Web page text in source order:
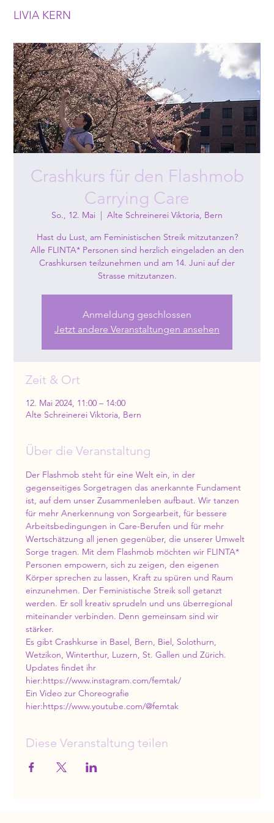
LIVIA KERN
Crashkurs für den Flashmob
Carrying Care
So., 12. Mai
  |
Alte Schreinerei Viktoria, Bern
Hast du Lust, am Feministischen Streik mitzutanzen?
Alle FLINTA* Personen sind herzlich eingeladen an den
Crashkursen teilzunehmen und am 14. Juni auf der
Strasse mitzutanzen.
Anmeldung geschlossen
Jetzt andere Veranstaltungen ansehen
Zeit & Ort
12. Mai 2024, 11:00 – 14:00
Alte Schreinerei Viktoria, Bern
Über die Veranstaltung
Der Flashmob steht für eine Welt ein, in der
gegenseitiges Sorgetragen das anerkannte Fundament
ist, auf dem unser Zusammenleben aufbaut. Wir tanzen
für mehr Anerkennung von Sorgearbeit, für bessere
Arbeitsbedingungen in Care-Berufen und für mehr
Wertschätzung all jenen gegenüber, die unserer Umwelt
Sorge tragen. Mit dem Flashmob möchten wir FLINTA*
Personen empowern, sich zu zeigen, den eigenen
Körper sprechen zu lassen, Kraft zu spüren und Raum
einzunehmen. Der Feministische Streik soll getanzt
werden. Er soll kreativ sprudeln und uns überregional
miteinander verbinden. Denn gemeinsam sind wir
stärker.
Es gibt Crashkurse in Basel, Bern, Biel, Solothurn,
Wetzikon, Winterthur, Luzern, St. Gallen und Zürich.
Updates findet ihr
hier:https://www.instagram.com/femtak/
Ein Video zur Choreografie
hier:https://www.youtube.com/@femtak
Diese Veranstaltung teilen